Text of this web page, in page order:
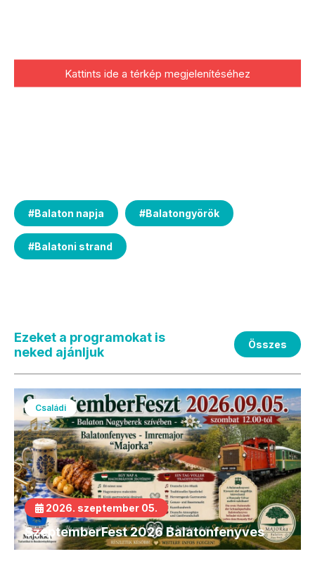
Kattints ide a térkép megjelenítéséhez
#Balaton napja #Balatongyörök
#Balatoni strand
Ezeket a programokat is
neked ajánljuk
Összes
Családi
2026. szeptember 05.
SzeptemberFest 2026 Balatonfenyves